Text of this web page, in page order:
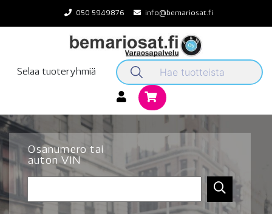
content
050 5949876 info@bemariosat.fi
Selaa tuoteryhmiä
Osanumero tai
auton VIN